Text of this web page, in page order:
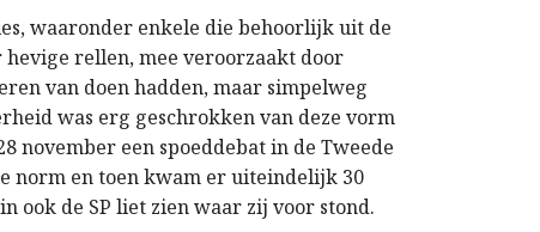
waaronder enkele die behoorlijk uit de
rellen, mee veroorzaakt door
van doen hadden, maar simpelweg
was erg geschrokken van deze vorm
november een spoeddebat in de Tweede
norm en toen kwam er uiteindelijk 30
ook de SP liet zien waar zij voor stond.